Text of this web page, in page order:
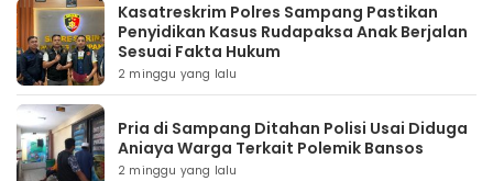
Kasatreskrim Polres Sampang Pastikan
Penyidikan Kasus Rudapaksa Anak Berjalan
Sesuai Fakta Hukum
2 minggu yang lalu
Pria di Sampang Ditahan Polisi Usai Diduga
Aniaya Warga Terkait Polemik Bansos
2 minggu yang lalu